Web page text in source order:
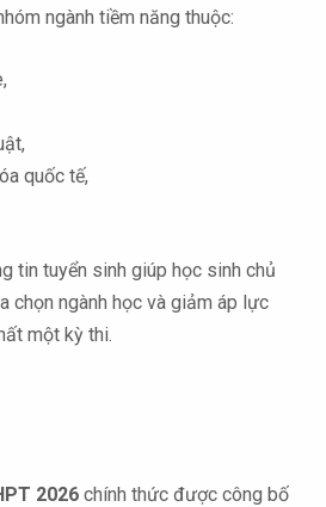
ngành tiềm năng thuộc:
quốc tế,
tin tuyển sinh giúp học sinh chủ
chọn ngành học và giảm áp lực
một kỳ thi.
2026 chính thức được công bố